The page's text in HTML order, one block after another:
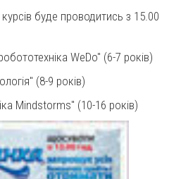
буде проводитись з 15.00
WeDo" (6-7 років)
(8-9 років)
Mindstorms" (10-16 років)